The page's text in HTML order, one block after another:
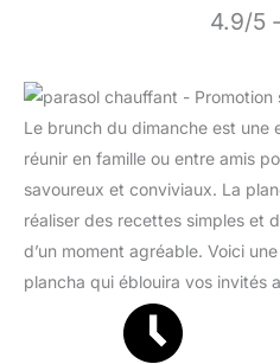
4.9/5
Le brunch du dimanche est une
réunir en famille ou entre amis
savoureux et conviviaux. La
réaliser des recettes simples et
d’un moment agréable. Voici
plancha qui éblouira vos invités